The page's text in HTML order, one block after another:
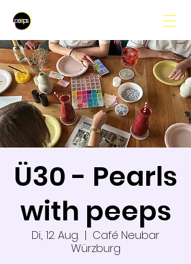
Ü30 - Pearls
with peeps
Di., 12. Aug.
  |
Café Neubar
Würzburg